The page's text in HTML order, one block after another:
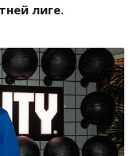
лиге.